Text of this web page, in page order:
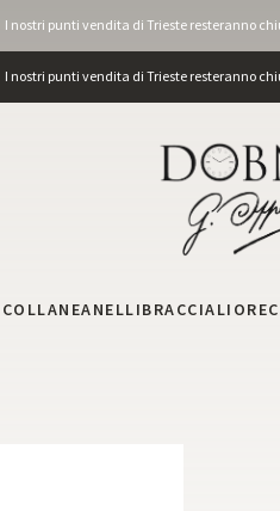
I nostri punti vendita di Trieste resteranno
I nostri punti vendita di Trieste resteranno
COLLANEANELLIBRACCIALI